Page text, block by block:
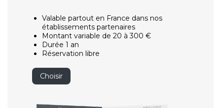
Valable partout en France dans nos
établissements partenaires
Montant variable de 20 à 300 €
Durée 1 an
Réservation libre
Choisir